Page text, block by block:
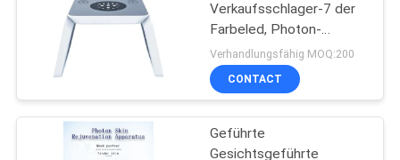
Gerät ultra
abnehmen
Verkaufsschlager-7 der
Farbeled, Photon-
Gesichtshautpflege-
Maske der LED-
Gesichtsmaske-Haut-
Verhandlungsfähig MOQ:200
CONTACT
Geführte
Gesichtsgeführte